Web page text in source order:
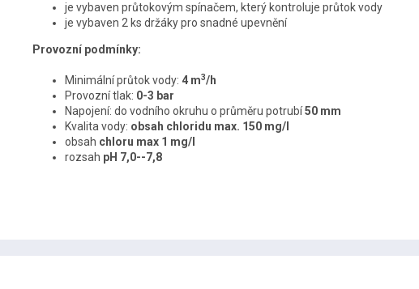
je vybaven průtokovým spínačem, který kontroluje průtok vody
je vybaven 2 ks držáky pro snadné upevnění
Provozní podmínky:
Minimální průtok vody: 4 m3/h
Provozní tlak: 0-3 bar
Napojení: do vodního okruhu o průměru potrubí50 mm
Kvalita vody: obsah chloridu max. 150 mg/l
obsah chloru max 1 mg/l
rozsah pH 7,0--7,8